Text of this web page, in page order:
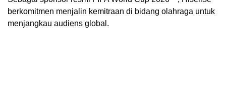
berkomitmen menjalin kemitraan di bidang olahraga untuk
menjangkau audiens global.